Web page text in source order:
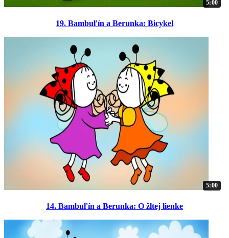
5:00
19. Bambuľín a Berunka: Bicykel
5:00
14. Bambuľín a Berunka: O žltej lienke